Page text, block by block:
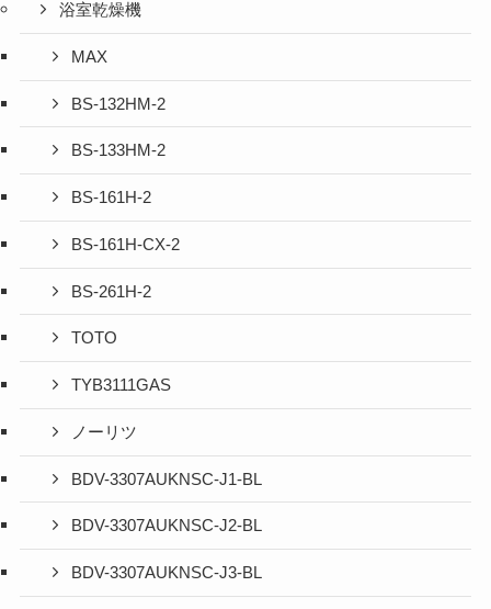
浴室乾燥機
MAX
BS-132HM-2
BS-133HM-2
BS-161H-2
BS-161H-CX-2
BS-261H-2
TOTO
TYB3111GAS
ノーリツ
BDV-3307AUKNSC-J1-BL
BDV-3307AUKNSC-J2-BL
BDV-3307AUKNSC-J3-BL